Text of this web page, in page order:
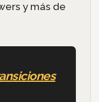
y más de